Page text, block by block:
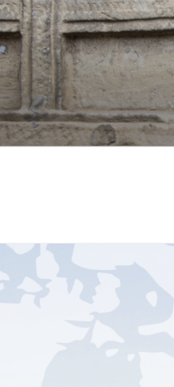
Aller
au
contenu
principal